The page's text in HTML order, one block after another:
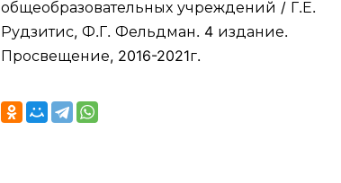
общеобразовательных учреждений / Г.Е.
Рудзитис, Ф.Г. Фельдман. 4 издание.
Просвещение, 2016-2021г.